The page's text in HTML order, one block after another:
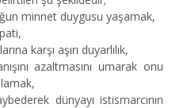
minnet duygusu yaşamak,
karşı aşırı duyarlılık,
azaltmasını umarak onu
dünyayı istismarcının